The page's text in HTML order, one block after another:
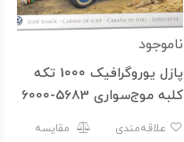
ناموجود
پازل یوروگرافیک 1000 تکه
کلبه موج‌سواری 5683-6000
مقایسه